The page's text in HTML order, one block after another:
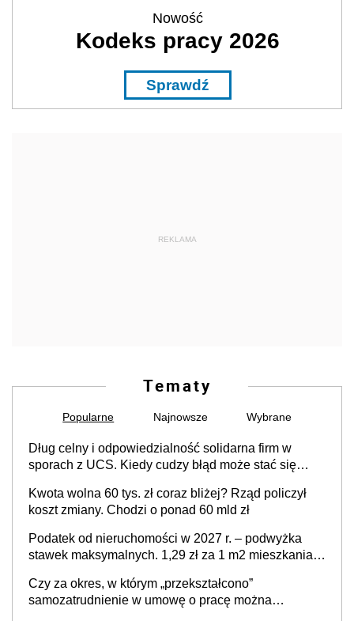
Nowość
Kodeks pracy 2026
Sprawdź
REKLAMA
Tematy
Popularne Najnowsze Wybrane
Dług celny i odpowiedzialność solidarna firm w
sporach z UCS. Kiedy cudzy błąd może stać się
Kwota wolna 60 tys. zł coraz bliżej? Rząd policzył
koszt zmiany. Chodzi o ponad 60 mld zł
Podatek od nieruchomości w 2027 r. – podwyżka
stawek maksymalnych. 1,29 zł za 1 m2 mieszkania,
prowadzeniem działalności gospodarczej
Czy za okres, w którym „przekształcono”
samozatrudnienie w umowę o pracę można